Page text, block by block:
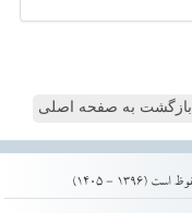
بازگشت به صفحه اصلی